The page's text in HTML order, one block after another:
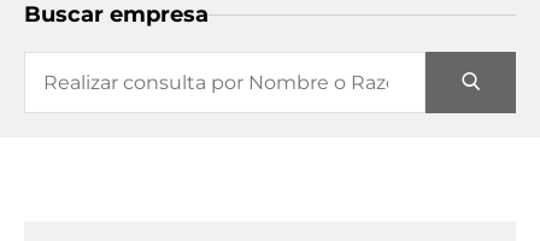
Buscar empresa